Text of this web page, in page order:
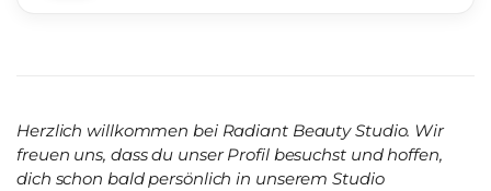
Herzlich willkommen bei Radiant Beauty Studio. Wir
freuen uns, dass du unser Profil besuchst und hoffen,
dich schon bald persönlich in unserem Studio